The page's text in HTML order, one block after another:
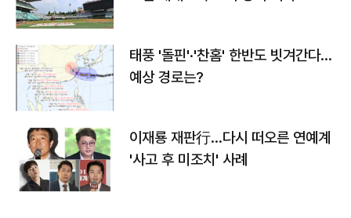
태풍 '돌핀'·'찬홈' 한반도 빗겨간다…
예상 경로는?
이재룡 재판行…다시 떠오른 연예계
'사고 후 미조치' 사례